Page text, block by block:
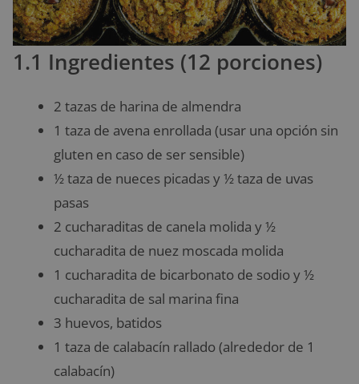
1.1 Ingredientes (12 porciones)
2 tazas de harina de almendra
1 taza de avena enrollada (usar una opción sin
gluten en caso de ser sensible)
½ taza de nueces picadas y ½ taza de uvas
pasas
2 cucharaditas de canela molida y ½
cucharadita de nuez moscada molida
1 cucharadita de bicarbonato de sodio y ½
cucharadita de sal marina fina
3 huevos, batidos
1 taza de calabacín rallado (alrededor de 1
calabacín)